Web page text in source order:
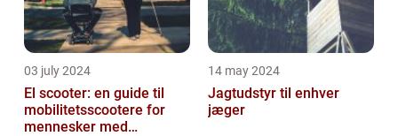
03 july 2024
El scooter: en guide til
mobilitetsscootere for
mennesker med
14 may 2024
Jagtudstyr til enhver
jæger